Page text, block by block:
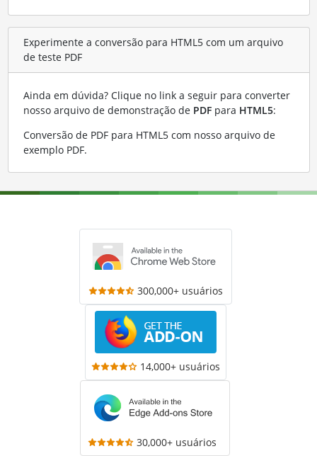
Experimente a conversão para HTML5 com um arquivo
de teste PDF
Ainda em dúvida? Clique no link a seguir para converter
nosso arquivo de demonstração de PDFpara HTML5:
Conversão de PDF para HTML5 com nosso arquivo de
exemplo PDF.
300,000+ usuários
14,000+ usuários
30,000+ usuários